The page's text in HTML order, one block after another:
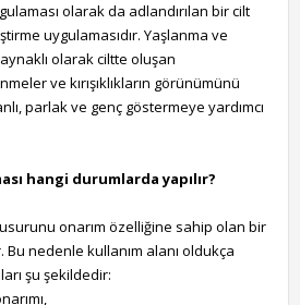
olarak da adlandırılan bir cilt
uygulamasıdır. Yaşlanma ve
olarak ciltte oluşan
ve kırışıklıkların görünümünü
parlak ve genç göstermeye yardımcı
hangi durumlarda yapılır?
onarım özelliğine sahip olan bir
nedenle kullanım alanı oldukça
şu şekildedir: